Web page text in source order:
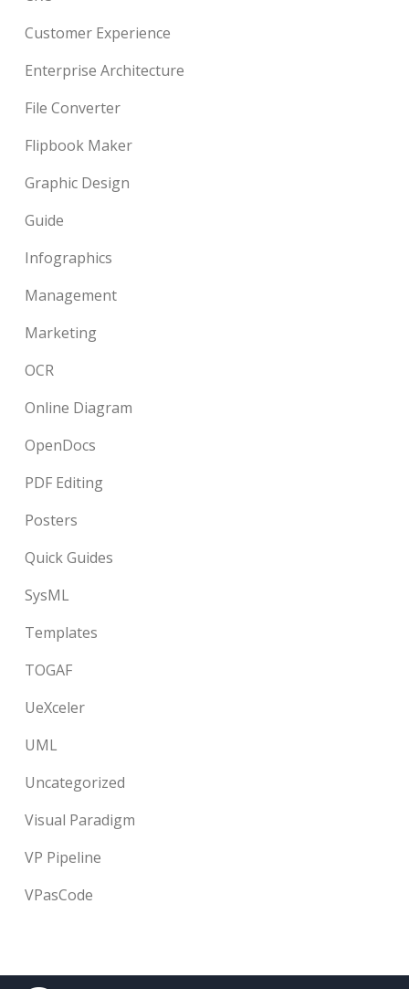
Customer Experience
Enterprise Architecture
File Converter
Flipbook Maker
Graphic Design
Guide
Infographics
Management
Marketing
OCR
Online Diagram
OpenDocs
PDF Editing
Posters
Quick Guides
SysML
Templates
TOGAF
UeXceler
UML
Uncategorized
Visual Paradigm
VP Pipeline
VPasCode